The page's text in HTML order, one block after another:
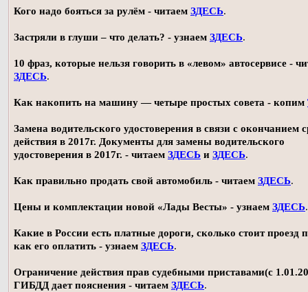
Кого надо бояться за рулём - читаем ЗДЕСЬ.
Застряли в глуши – что делать? - узнаем ЗДЕСЬ.
10 фраз, которые нельзя говорить в «левом» автосервисе -
ЗДЕСЬ.
Как накопить на машину — четыре простых совета - копим
Замена водительского удостоверения в связи с окончанием
действия в 2017г. Документы для замены водительского
удостоверения в 2017г. - читаем ЗДЕСЬ и ЗДЕСЬ.
Как правильно продать свой автомобиль - читаем ЗДЕСЬ.
Цены и комплектации новой «Лады Весты» - узнаем ЗДЕСЬ.
Какие в России есть платные дороги, сколько стоит проезд
как его оплатить - узнаем ЗДЕСЬ.
Ограничение действия прав судебными приставами(с
ГИБДД дает пояснения - читаем ЗДЕСЬ.